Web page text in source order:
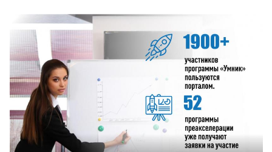
Смотреть проект